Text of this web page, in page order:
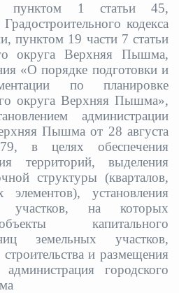
пунктом 1 статьи 45,
кодекса
пунктом 19 части 7 статьи
округа Верхняя Пышма,
«О порядке подготовки и
по планировке
округа Верхняя Пышма»,
администрации
Пышма от 28 августа
в целях обеспечения
территорий, выделения
структуры (кварталов,
установления
участков, на которых
капитального
земельных участков,
и размещения
городского